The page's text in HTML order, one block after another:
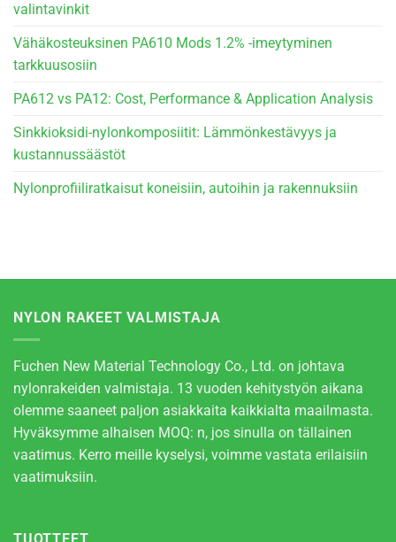
valintavinkit
Vähäkosteuksinen PA610 Mods 1.2% -imeytyminen
tarkkuusosiin
PA612 vs PA12: Cost, Performance & Application Analysis
Sinkkioksidi-nylonkomposiitit: Lämmönkestävyys ja
kustannussäästöt
Nylonprofiiliratkaisut koneisiin, autoihin ja rakennuksiin
NYLON RAKEET VALMISTAJA
Fuchen New Material Technology Co., Ltd. on johtava
nylonrakeiden valmistaja. 13 vuoden kehitystyön aikana
olemme saaneet paljon asiakkaita kaikkialta maailmasta.
Hyväksymme alhaisen MOQ: n, jos sinulla on tällainen
vaatimus. Kerro meille kyselysi, voimme vastata erilaisiin
vaatimuksiin.
TUOTTEET